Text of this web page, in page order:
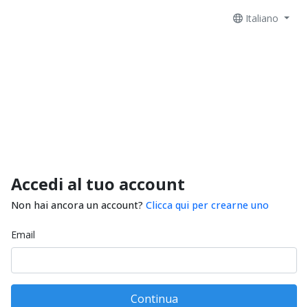
Italiano
Accedi al tuo account
Non hai ancora un account? Clicca qui per crearne uno
Email
Continua